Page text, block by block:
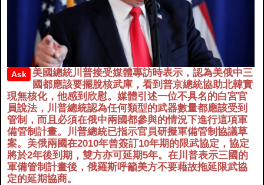
Ask
美國總統川普接受媒體專訪時表示，認為美俄中三
國都應該要擺脫核武庫，看到普京總統協助北韓實
現無核化，他感到欣慰。媒體引述一位不具名的白宮官
員說法，川普總統認為任何類型的武器數量都應該受到
管制，而且必須在俄中兩國都參與的情況下進行這項軍
備管制計畫。川普總統已指示官員研擬軍備管制協議草
案。美俄兩國在2010年曾簽訂10年期的限武協定，協定
將於2年後到期，雙方亦可延期5年。在川普表示三國的
軍備管制計畫後，俄羅斯呼籲美方不要藉故拖延限武協
定的延期協商。